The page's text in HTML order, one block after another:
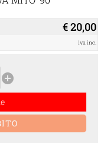
€ 20,00
iva inc.
add_circle